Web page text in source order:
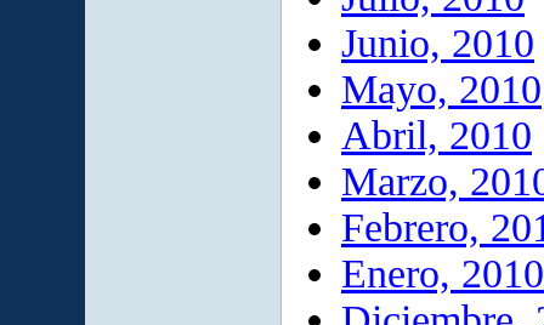
Junio, 2010
Mayo, 2010
Abril, 2010
Marzo,
Febrero,
Enero, 2010